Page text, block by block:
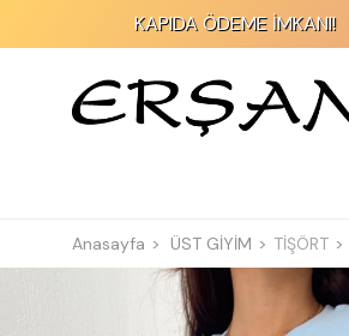
KAPIDA ÖDEME İMKANI!
Anasayfa ÜST GİYİM TİŞÖRT